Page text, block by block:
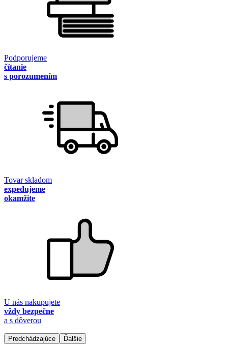
Podporujeme
čítanie
s porozumením
Tovar skladom
expedujeme
okamžite
U nás nakupujete
vždy bezpečne
a s dôverou
Predchádzajúce Ďalšie